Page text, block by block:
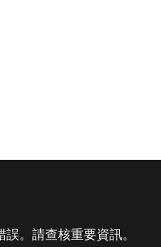
。請查核重要資訊。